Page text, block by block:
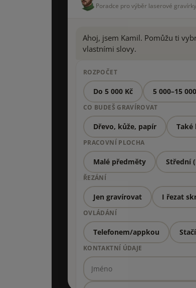
Poradce pro výběr laserové gravírky
Ahoj, jsem Kamil. Pomůžu ti
vlastními slovy.
ROZPOČET
Do 5 000 Kč 5 000–15
CO BUDEŠ GRAVÍROVAT
Dřevo, kůže, papír Také
PRACOVNÍ PLOCHA
Malé předměty Střední
ŘEZÁNÍ
Jen gravírovat I řezat
OVLÁDÁNÍ
Telefonem/appkou
KONTAKTNÍ ÚDAJE